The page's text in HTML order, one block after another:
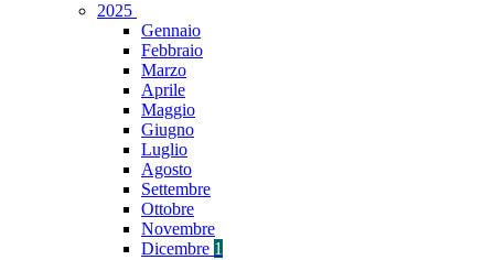
2025
Gennaio
Febbraio
Marzo
Aprile
Maggio
Giugno
Luglio
Agosto
Settembre
Ottobre
Novembre
Dicembre 1